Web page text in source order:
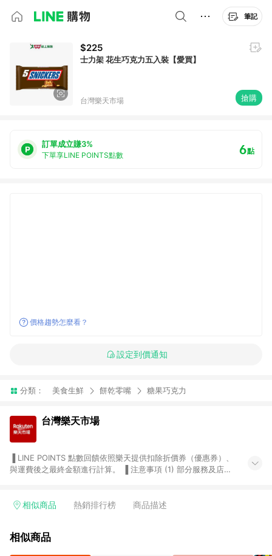
筆記
$225
士力架 花生巧克力五入裝【愛買】
台灣樂天市場 搶購
訂單成立賺3%
下單享LINE POINTS點數 6點
價格趨勢怎麼看？
設定到價通知
分類： 美食生鮮 餅乾零嘴 糖果巧克力
台灣樂天市場
與運費後之最終金額進行計算。 ▐ 注意事項 (1) 部分服務及店家
Smart mobile、神腦生活、JS巨盛、樂天KOBO電子書，請詳閱
台灣樂天市場，並在同一瀏覽器於24小時內結帳，才享有 LINE
相似商品 熱銷排行榜 商品描述
相似商品